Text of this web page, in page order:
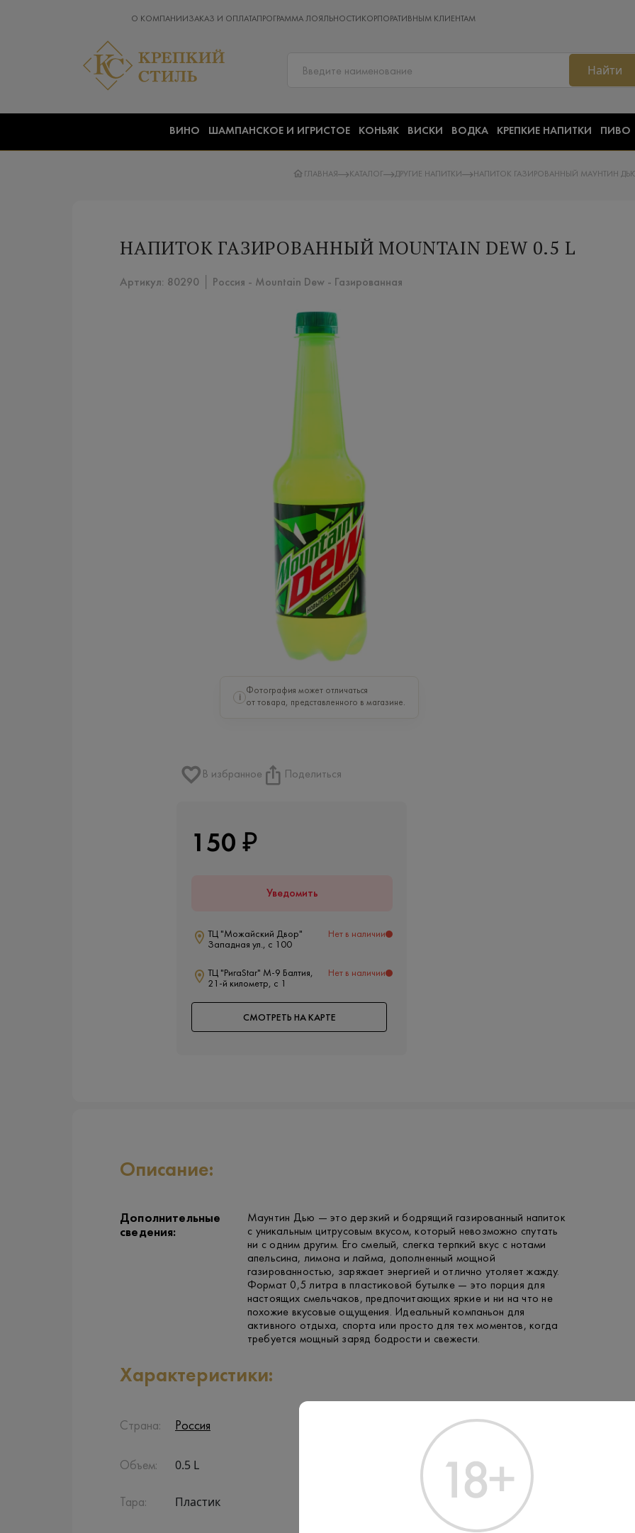
О КОМПАНИИ ЗАКАЗ И ОПЛАТАПРОГРАММА ЛОЯЛЬНОСТИ КОРПОРАТИВНЫМ КЛИЕНТАМ
Найти
ВИНО ШАМПАНСКОЕ И ИГРИСТОЕ КОНЬЯК ВИСКИ ВОДКА КРЕПКИЕ НАПИТКИ ПИВО
ГЛАВНАЯ КАТАЛОГ ДРУГИЕ НАПИТКИ НАПИТОК ГАЗИРОВАННЫЙ МАУНТИН
НАПИТОК ГАЗИРОВАННЫЙ MOUNTAIN DEW 0.5 L
Артикул: 80290 │ Россия - Mountain Dew - Газированная
i
Фотография может отличаться
от товара, представленного в магазине.
В избранное Поделиться
150 ₽
Уведомить
ТЦ "Можайский Двор"
Западная ул., с 100
Нет в наличии
ТЦ "РигаStar" М-9 Балтия,
21-й километр, с 1
Нет в наличии
СМОТРЕТЬ НА КАРТЕ
Описание:
Дополнительные
сведения:
Маунтин Дью — это дерзкий и бодрящий газированный напиток
с уникальным цитрусовым вкусом, который невозможно спутать
ни с одним другим. Его смелый, слегка терпкий вкус с нотами
апельсина, лимона и лайма, дополненный мощной
газированностью, заряжает энергией и отлично утоляет жажду.
Формат 0,5 литра в пластиковой бутылке — это порция для
настоящих смельчаков, предпочитающих яркие и ни на что не
похожие вкусовые ощущения. Идеальный компаньон для
активного отдыха, спорта или просто для тех моментов, когда
требуется мощный заряд бодрости и свежести.
Характеристики:
Страна: Россия
Объем: 0.5 L Бренд:
Тара: Пластик Тип: